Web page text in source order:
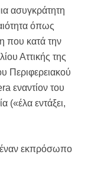
ασυγκράτητη
όπως
που κατά την
Αττικής της
Περιφερειακού
εναντίον του
(«έλα εντάξει,
έναν εκπρόσωπο